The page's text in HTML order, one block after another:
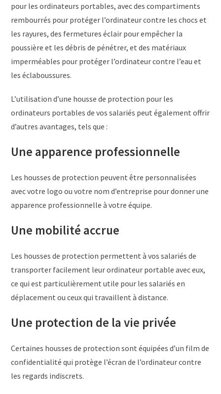
pour les ordinateurs portables, avec des compartiments
rembourrés pour protéger l’ordinateur contre les chocs et
les rayures, des fermetures éclair pour empêcher la
poussière et les débris de pénétrer, et des matériaux
imperméables pour protéger l’ordinateur contre l’eau et
les éclaboussures.
L’utilisation d’une housse de protection pour les
ordinateurs portables de vos salariés peut également offrir
d’autres avantages, tels que :
Une apparence professionnelle
Les housses de protection peuvent être personnalisées
avec votre logo ou votre nom d’entreprise pour donner une
apparence professionnelle à votre équipe.
Une mobilité accrue
Les housses de protection permettent à vos salariés de
transporter facilement leur ordinateur portable avec eux,
ce qui est particulièrement utile pour les salariés en
déplacement ou ceux qui travaillent à distance.
Une protection de la vie privée
Certaines housses de protection sont équipées d’un film de
confidentialité qui protège l’écran de l’ordinateur contre
les regards indiscrets.